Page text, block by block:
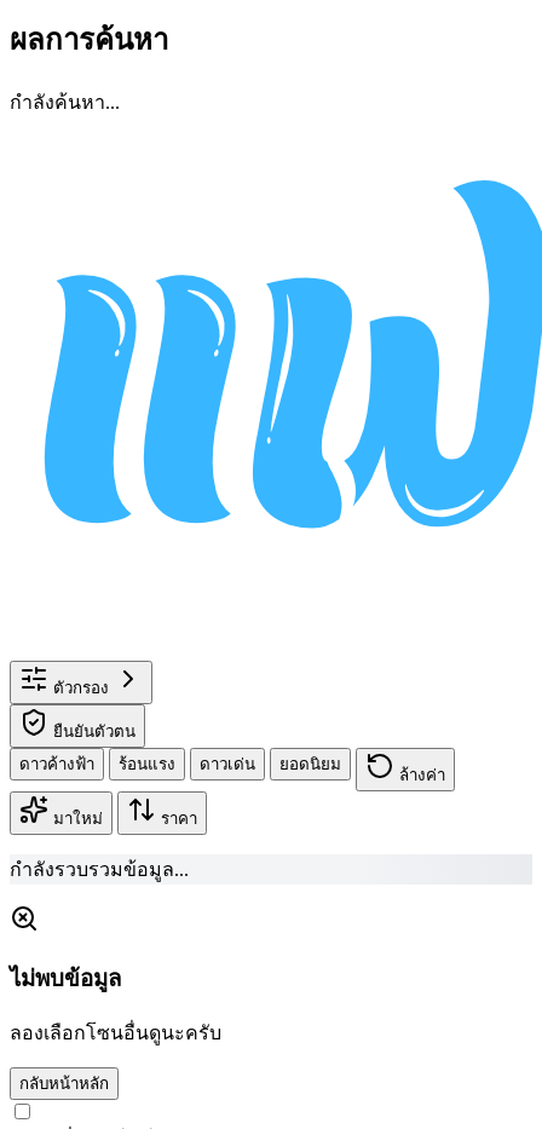
ผลการค้นหา
กำลังค้นหา...
ตัวกรอง
ยืนยันตัวตน
ดาวค้างฟ้า
ร้อนแรง ดาวเด่น ยอดนิยม
ล้างค่า
มาใหม่ ราคา
กำลังรวบรวมข้อมูล...
ไม่พบข้อมูล
ลองเลือกโซนอื่นดูนะครับ
กลับหน้าหลัก